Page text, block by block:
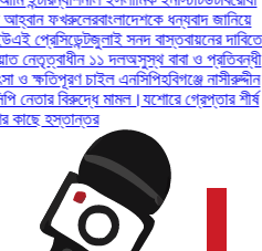
ফখরুলেরবাংলাদেশকে ধন্যবাদ জানিয়ে
প্রেসিডেন্টজুলাই সনদ বাস্তবায়নের দাবিতে ৫
নেতৃত্বাধীন ১১ দলঅসুস্থ বাবা ও প্রতিবন্ধী
ও ক্ষতিপূরণ চাইল এনসিপিহবিগঞ্জে নাসীরুদ্দীন
বিরুদ্ধে মামল।যশোরে গ্রেপ্তার শীর্ষ
হস্তান্তর